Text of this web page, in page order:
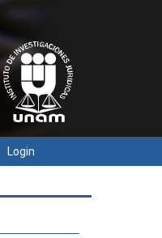
Login